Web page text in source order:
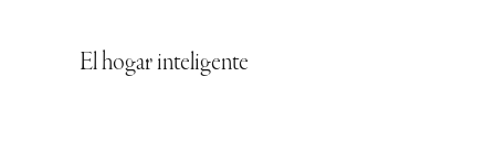
El hogar inteligente